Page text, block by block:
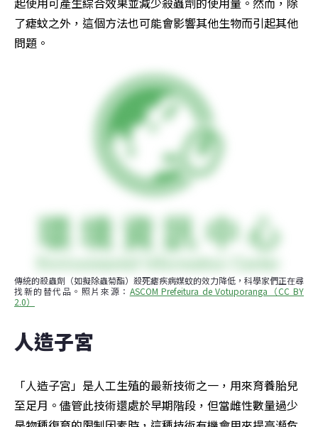
了瘧蚊之外，這個方法也可能會影響其他生物而引起其他
問題。
傳統的殺蟲劑（如擬除蟲菊酯）殺死瘧疾病媒蚊的效力降低，科學家們正在尋
找新的替代品。照片來源： ASCOM Prefeitura de Votuporanga（CC BY
2.0）
人造子宮
「人造子宮」是人工生殖的最新技術之一，用來育養胎兒
至足月。儘管此技術還處於早期階段，但當雌性數量過少